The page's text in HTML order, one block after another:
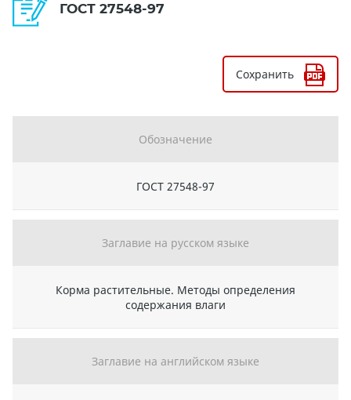
ГОСТ 27548-97
Сохранить
Обозначение
ГОСТ 27548-97
Заглавие на русском языке
Корма растительные. Методы определения
содержания влаги
Заглавие на английском языке